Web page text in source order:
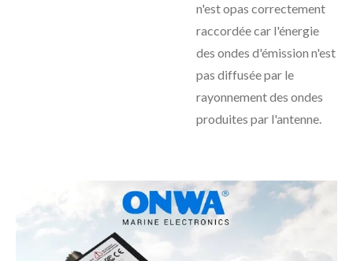
n'est opas correctement
raccordée car l'énergie
des ondes d'émission n'est
pas diffusée par le
rayonnement des ondes
produites par l'antenne.